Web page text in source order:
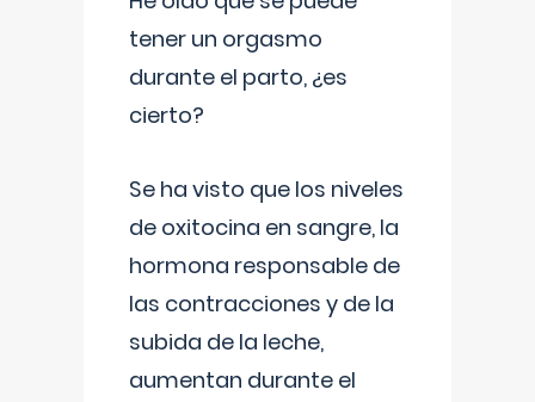
tener un orgasmo
durante el parto, ¿es
cierto?
Se ha visto que los niveles
de oxitocina en sangre, la
hormona responsable de
las contracciones y de la
subida de la leche,
aumentan durante el